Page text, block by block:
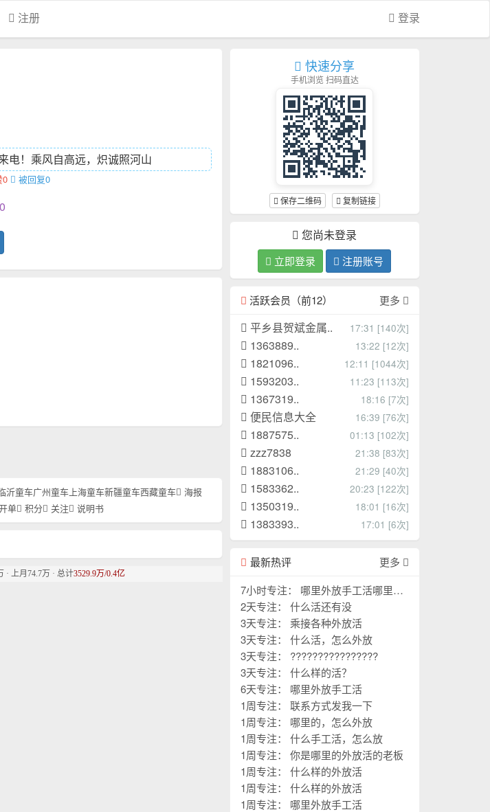
注册 登录
！ 乘风自高远，炽诚照河山
0 被回复0
0
沂童车广州童车上海童车新疆童车西藏童车
海报
单 积分 关注 说明书
· 上月74.7万 · 总计3529.9万/0.4亿
快速分享
手机浏览 扫码直达
保存二维码 复制链接
您尚未登录
立即登录 注册账号
活跃会员（前12） 更多
平乡县贺斌金属.. 17:31 [140次]
1363889.. 13:22 [12次]
1821096.. 12:11 [1044次]
1593203.. 11:23 [113次]
1367319.. 18:16 [7次]
便民信息大全 16:39 [76次]
1887575.. 01:13 [102次]
zzz7838 21:38 [83次]
1883106.. 21:29 [40次]
1583362.. 20:23 [122次]
1350319.. 18:01 [16次]
1383393.. 17:01 [6次]
最新热评
更多
7小时专注： 哪里外放手工活哪里外
放手工活
2天专注： 什么活还有没
3天专注： 乘接各种外放活
3天专注： 什么活，怎么外放
3天专注： ????????????????
3天专注： 什么样的活？
6天专注： 哪里外放手工活
1周专注： 联系方式发我一下
1周专注： 哪里的，怎么外放
1周专注： 什么手工活，怎么放
1周专注： 你是哪里的外放活的老板
1周专注： 什么样的外放活
1周专注： 什么样的外放活
1周专注： 哪里外放手工活